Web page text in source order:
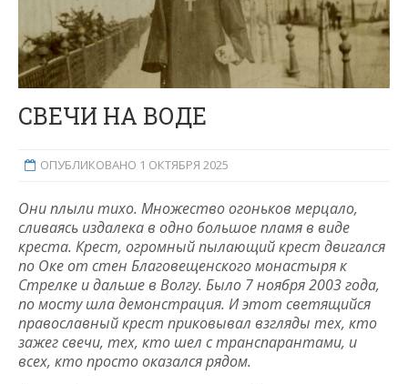
СВЕЧИ НА ВОДЕ
ОПУБЛИКОВАНО 1 ОКТЯБРЯ 2025
Они плыли тихо. Множество огоньков мерцало,
сливаясь издалека в одно большое пламя в виде
креста. Крест, огромный пылающий крест двигался
по Оке от стен Благовещенского монастыря к
Стрелке и дальше в Волгу. Было 7 ноября 2003 года,
по мосту шла демонстрация. И этот светящийся
православный крест приковывал взгляды тех, кто
зажег свечи, тех, кто шел с транспарантами, и
всех, кто просто оказался рядом.